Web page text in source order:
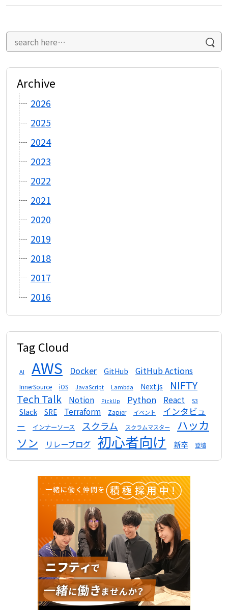
Archive
2026
2025
2024
2023
2022
2021
2020
2019
2018
2017
2016
Tag Cloud
AI AWS Docker GitHub GitHub Actions
InnerSource iOS JavaScript Lambda Next.js
NIFTY
Tech Talk
Notion PickUp Python React S3
Slack SRE Terraform Zapier イベント
インタビュ
ー
インナーソース スクラム スクラムマスター
ハッカ
ソン
リレーブログ 初心者向け 新卒 登壇